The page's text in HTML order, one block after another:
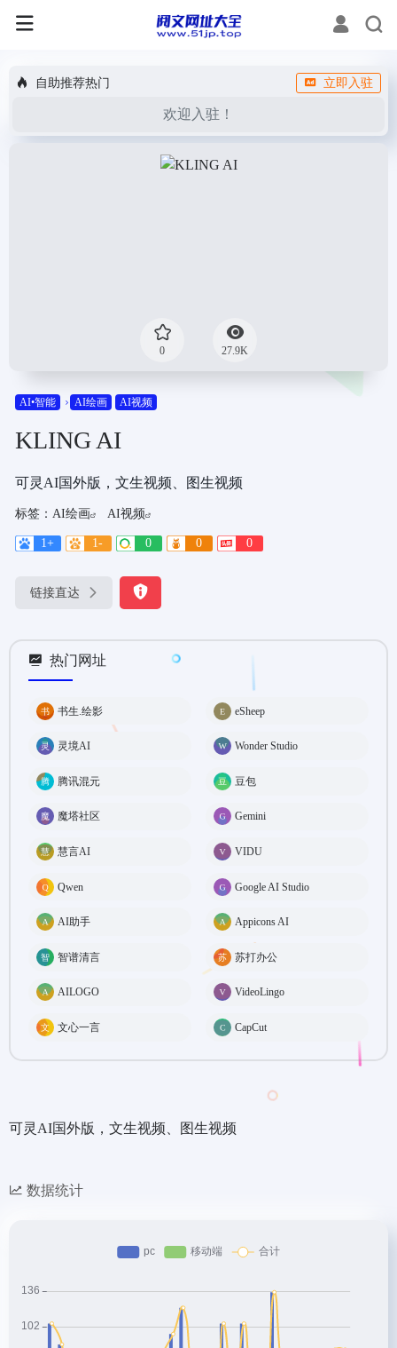
自助推荐热门 立即入驻
欢迎入驻！
0 27.9K
AI•智能 AI绘画 AI视频
KLING AI
可灵AI国外版，文生视频、图生视频
标签： AI绘画 AI视频
1+ 1- 0 0 0
链接直达
热门网址
书生.绘影 eSheep
灵境AI Wonder Studio
腾讯混元 豆包
魔塔社区 Gemini
慧言AI VIDU
Qwen Google AI Studio
AI助手 Appicons AI
智谱清言 苏打办公
AILOGO VideoLingo
文心一言 CapCut
可灵AI国外版，文生视频、图生视频
数据统计